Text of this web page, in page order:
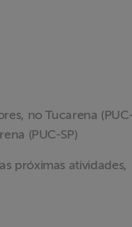
no Tucarena
(PUC-SP)
próximas atividades,